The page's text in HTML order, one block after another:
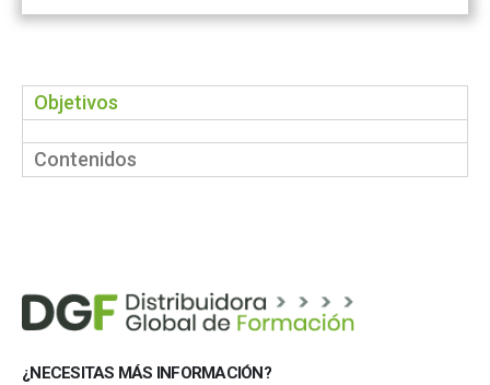
Objetivos
Contenidos
¿NECESITAS MÁS INFORMACIÓN?